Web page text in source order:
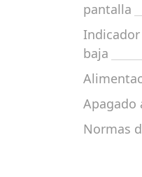
pantalla
baja
Apagado
Normas